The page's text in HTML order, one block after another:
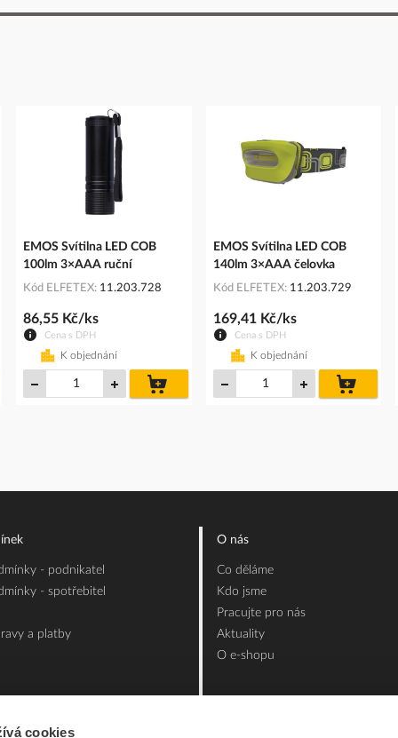
cookies
EMOS Svítilna LED COB
100lm 3×AAA ruční
Kód ELFETEX 11.203.728
Cena s DPH
86,55 Kč/ks
K objednání
košíku
EMOS Svítilna LED COB
140lm 3×AAA čelovka
Kód ELFETEX 11.203.729
Cena s DPH
169,41 Kč/ks
K objednání
košíku
- podnikatel
- spotřebitel
a platby
O nás
Co děláme
Kdo jsme
Pracujte pro nás
Aktuality
O e-shopu